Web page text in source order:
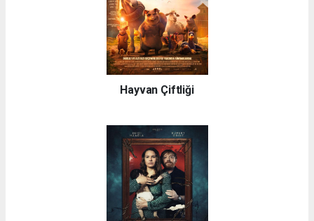
Hayvan Çiftliği